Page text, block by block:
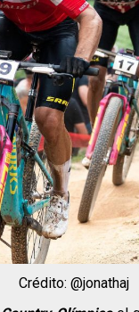
Crédito: @jonathaj